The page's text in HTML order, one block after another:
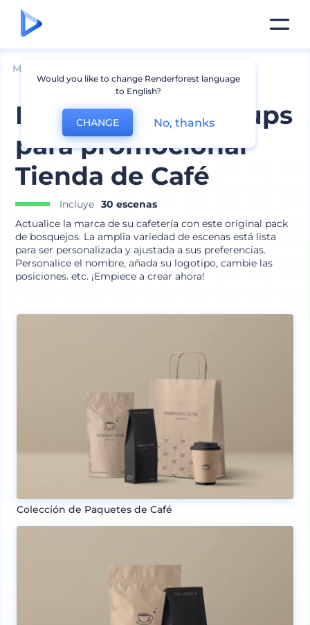
Mockups
Paquete de mockups
para promocionar
Tienda de Café
Incluye 30 escenas
Actualice la marca de su cafetería con este original pack
de bosquejos. La amplia variedad de escenas está lista
para ser personalizada y ajustada a sus preferencias.
Personalice el nombre, añada su logotipo, cambie las
posiciones. etc. ¡Empiece a crear ahora!
Colección de Paquetes de Café
Would you like to change Renderforest language
to English?
CHANGE No, thanks